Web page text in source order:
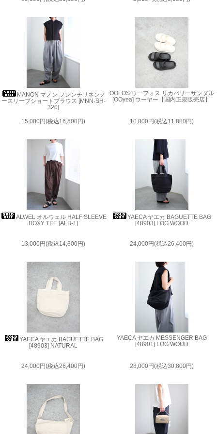
MANON マノン フレンチリネンノ
ースリーブショートブラウス [MNN-SH-
320]
15,000円(税込16,500円)
OOFOS ウーフォス リカバリーサンダル
[OOyea] ウーヤー【国内正規販売店】
10,800円(税込11,880円)
ALWEL オルウェル HALF SLEEVE
BOXY TEE [ALB-1]
13,000円(税込14,300円)
YAECA ヤエカ BAGUETTE BAG
[48903] LOG WOOD
24,000円(税込26,400円)
YAECA ヤエカ BAGUETTE BAG
[48903] NATURAL
24,000円(税込26,400円)
YAECA ヤエカ MESSENGER BAG
[48901] LOG WOOD
28,000円(税込30,800円)